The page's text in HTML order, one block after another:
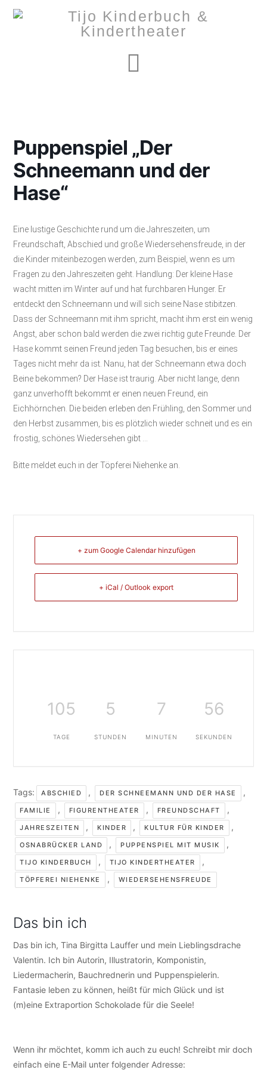
Puppenspiel „Der
Schneemann und der
Hase“
Eine lustige Geschichte rund um die Jahreszeiten, um
Freundschaft, Abschied und große Wiedersehensfreude, in der
die Kinder miteinbezogen werden, zum Beispiel, wenn es um
Fragen zu den Jahreszeiten geht. Handlung: Der kleine Hase
wacht mitten im Winter auf und hat furchbaren Hunger. Er
entdeckt den Schneemann und will sich seine Nase stibitzen.
Dass der Schneemann mit ihm spricht, macht ihm erst ein wenig
Angst, aber schon bald werden die zwei richtig gute Freunde. Der
Hase kommt seinen Freund jeden Tag besuchen, bis er eines
Tages nicht mehr da ist. Nanu, hat der Schneemann etwa doch
Beine bekommen? Der Hase ist traurig. Aber nicht lange, denn
ganz unverhofft bekommt er einen neuen Freund, ein
Eichhörnchen. Die beiden erleben den Frühling, den Sommer und
den Herbst zusammen, bis es plötzlich wieder schneit und es ein
frostig, schönes Wiedersehen gibt …
Bitte meldet euch in der Töpferei Niehenke an.
+ zum Google Calendar hinzufügen
+ iCal / Outlook export
105
TAGE
5
STUNDEN
7
MINUTEN
56
SEKUNDEN
Tags: ABSCHIED , DER SCHNEEMANN UND DER HASE ,
FAMILIE , FIGURENTHEATER , FREUNDSCHAFT ,
JAHRESZEITEN , KINDER , KULTUR FÜR KINDER ,
OSNABRÜCKER LAND , PUPPENSPIEL MIT MUSIK ,
TIJO KINDERBUCH , TIJO KINDERTHEATER ,
TÖPFEREI NIEHENKE , WIEDERSEHENSFREUDE
Das bin ich
Das bin ich, Tina Birgitta Lauffer und mein Lieblingsdrache
Valentin. Ich bin Autorin, Illustratorin, Komponistin,
Liedermacherin, Bauchrednerin und Puppenspielerin.
Fantasie leben zu können, heißt für mich Glück und ist
(m)eine Extraportion Schokolade für die Seele!
Wenn ihr möchtet, komm ich auch zu euch! Schreibt mir doch
einfach eine E-Mail unter folgender Adresse: